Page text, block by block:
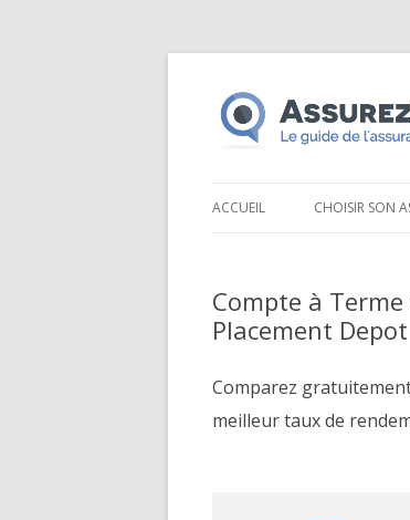
ACCUEIL CHOISIR SON
Compte à
Placement
Comparez
meilleur taux de